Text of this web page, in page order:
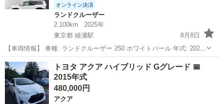
オンライン決済
ランドクルーザー
2,100km
2025年
東京都 綾瀬駅
8月8日
【車両情報】 車種: ランドクルーザー 250 ホワイトパール 年式: 2025
年式 走行距離: 僅か 2100km 外装色: 人気のホワイトパール 内装: 希少
な黒革内装 (7人乗り) その他: ガラスコーティング済 / ...
東京 足立区 綾瀬駅 ランドクルーザー
トヨタ アクア ハイブリッド Gグレード 📅
2015年式
480,000円
アクア